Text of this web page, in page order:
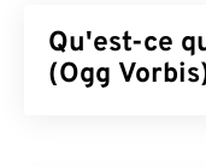
Qu'est-ce
(Ogg